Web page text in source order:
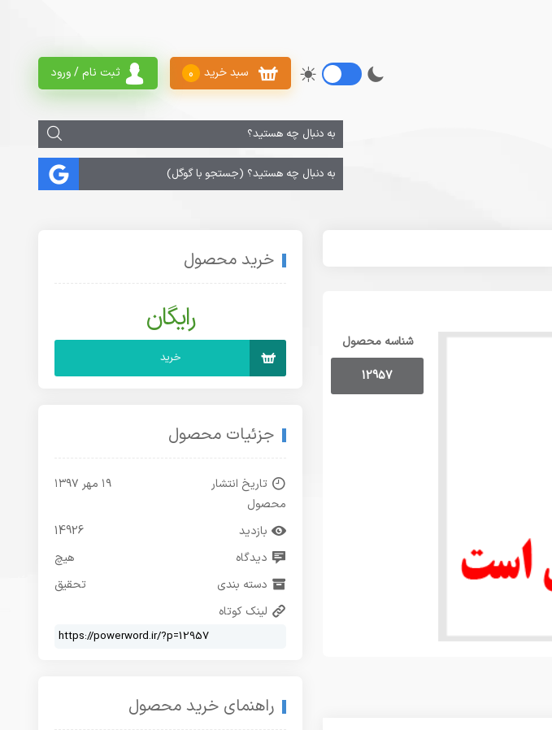
ثبت نام / ورود سبد خرید 0
شناسه محصول
12957
خرید محصول
رایگان
خرید
جزئیات محصول
تاریخ انتشار
محصول
۱۹ مهر ۱۳۹۷
بازدید
14926
دیدگاه
هیچ
دسته بندی
تحقیق
لینک کوتاه
راهنمای خرید محصول